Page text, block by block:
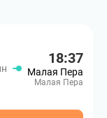
18:37
Малая Пера
Малая Пера